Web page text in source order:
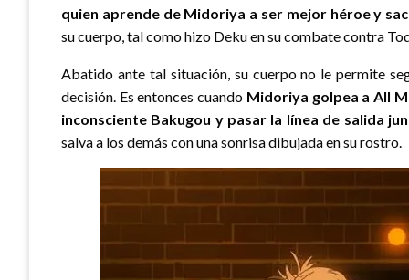
quien aprende de Midoriya a ser mejor héroe y
su cuerpo, tal como hizo Deku en su combate contra
Abatido ante tal situación, su cuerpo no le permite
decisión. Es entonces cuando Midoriya golpea a All
inconsciente Bakugou y pasar la línea de salida
salva a los demás con una sonrisa dibujada en su rostro.